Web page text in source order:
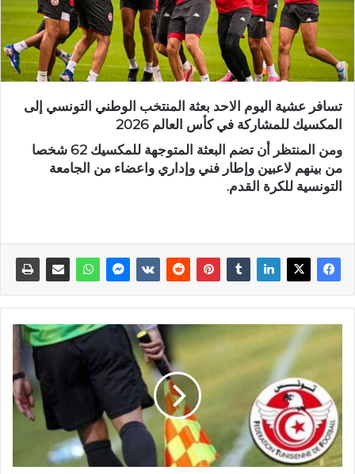
تسافر عشية اليوم الاحد بعثة المنتخب الوطني التونسي إلى
المكسيك للمشاركة في كأس العالم 2026
ومن المنتظر أن تضم البعثة المتوجهة للمكسيك 62 شخصا
من بينهم لاعبين وإطار فني وإداري واعضاء من الجامعة
التونسية للكرة القدم.